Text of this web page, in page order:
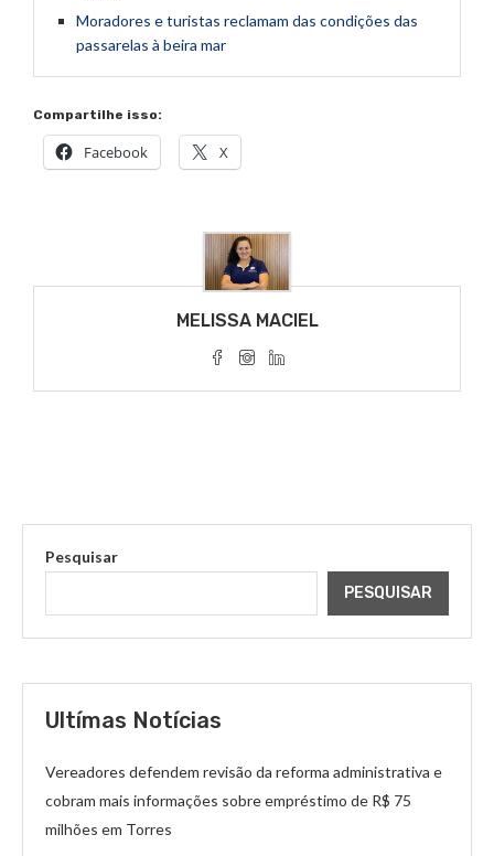
Moradores e turistas reclamam das condições das
passarelas à beira mar
Compartilhe isso:
Facebook X
MELISSA MACIEL
Pesquisar
PESQUISAR
Ultímas Notícias
Vereadores defendem revisão da reforma administrativa e
cobram mais informações sobre empréstimo de R$ 75
milhões em Torres